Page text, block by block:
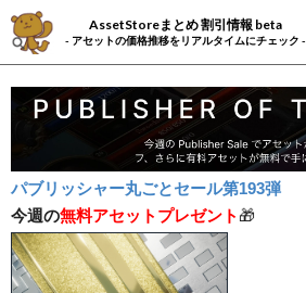
AssetStoreまとめ 割引情報 beta
- アセットの価格推移をリアルタイムにチェック -
パブリッシャー丸ごとセール第193弾
今週の無料アセットプレゼント 🎁